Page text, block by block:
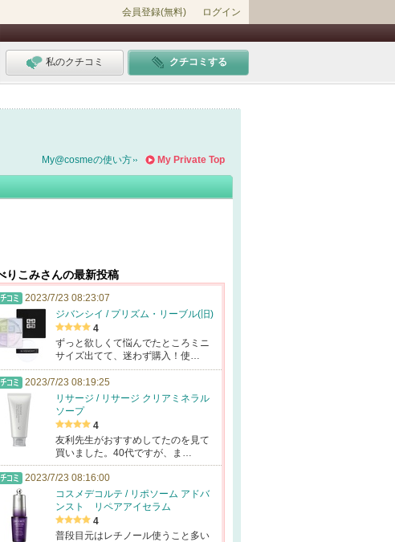
会員登録(無料) ログイン
私のクチコミ クチコミする
My Private Top
My@cosmeの使い方
りこみさんの最新投稿
2023/7/23 08:23:07
ジバンシイ / プリズム・リーブル(旧)
4
ずっと欲しくて悩んでたところミニ
サイズ出てて、迷わず購入！使…
2023/7/23 08:19:25
リサージ / リサージ クリアミネラル
ソープ
4
友利先生がおすすめしてたのを見て
買いました。40代ですが、ま…
2023/7/23 08:16:00
コスメデコルテ / リポソーム アドバ
ンスト リペアアイセラム
4
普段目元はレチノール使うこと多い